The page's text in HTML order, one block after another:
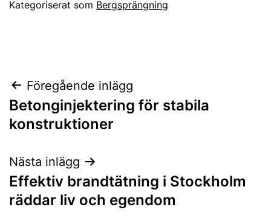
Kategoriserat som Bergsprängning
Inläggsnavigering
Föregående inlägg
Betonginjektering för stabila
konstruktioner
Nästa inlägg
Effektiv brandtätning i Stockholm
räddar liv och egendom